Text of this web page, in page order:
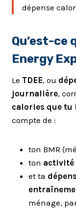
dépense
Qu’est-ce
Energy
Le TDEE, ou
journalière,
calories que tu
compte de :
ton BMR
ton activité
et ta
ménage,